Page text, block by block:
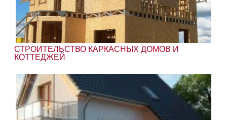
СТРОИТЕЛЬСТВО КАРКАСНЫХ ДОМОВ И
КОТТЕДЖЕЙ